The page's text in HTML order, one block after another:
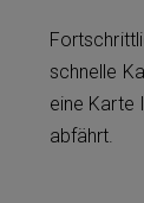
schnelle
eine Karte
abfährt.